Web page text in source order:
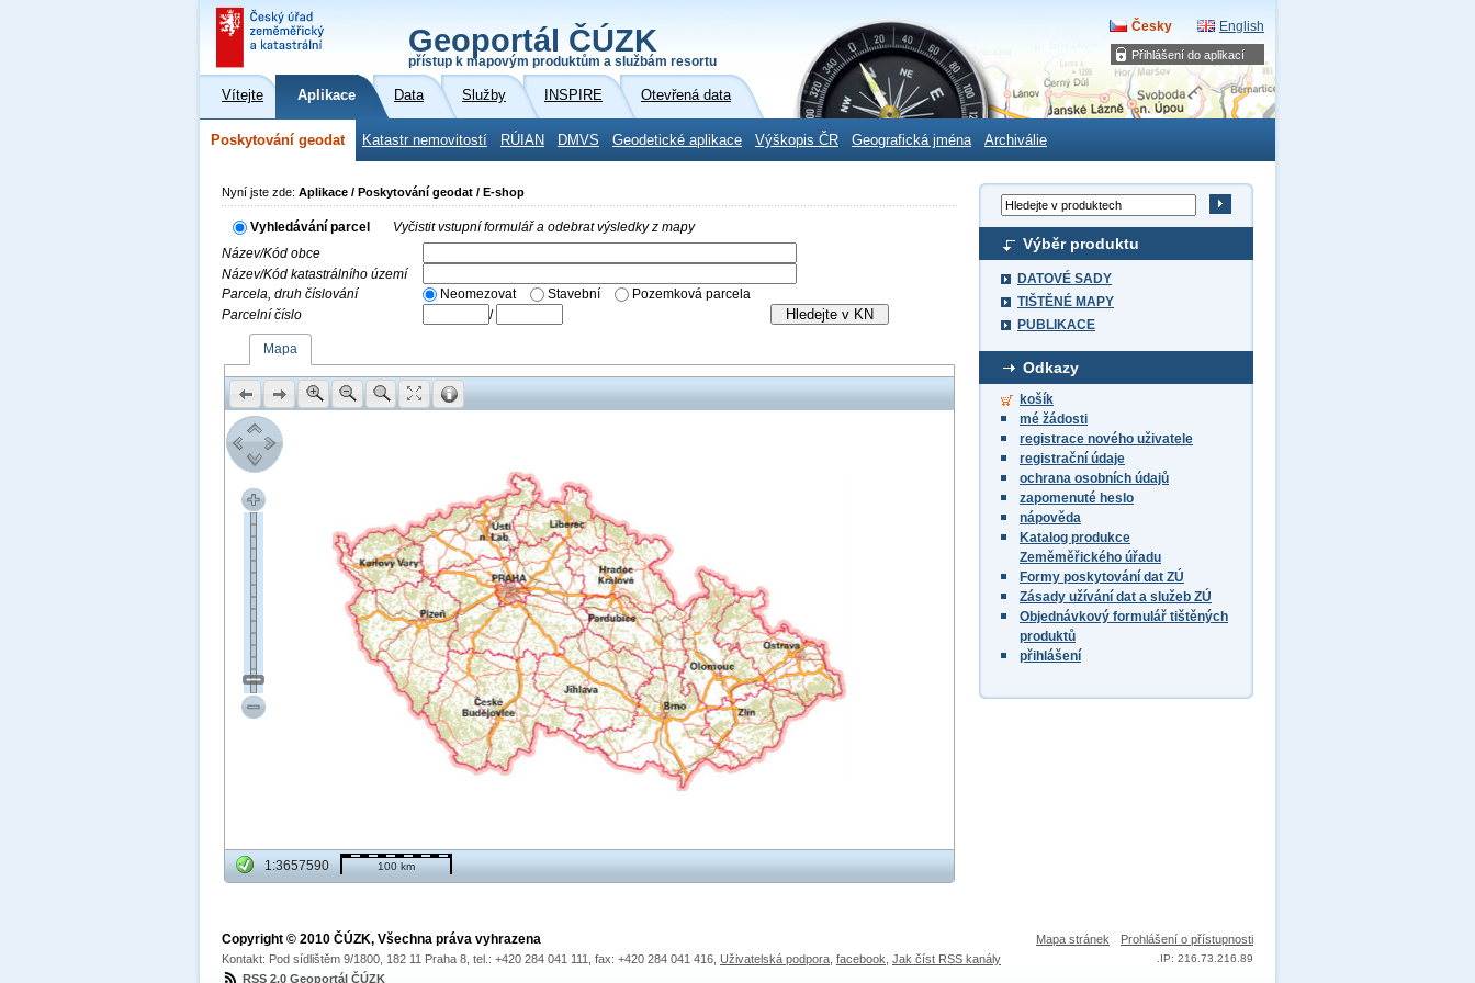
Přihlášení do aplikací
Geoportál ČÚZK
přístup k mapovým produktům a službám resortu
Česky English
Vítejte Aplikace Data Služby INSPIRE Otevřená data
Poskytování geodat Katastr nemovitostí RÚIAN DMVS Geodetické aplikace Výškopis ČR Geografická jména Archiválie
Výběr produktu
DATOVÉ SADY
TIŠTĚNÉ MAPY
PUBLIKACE
Odkazy
košík
mé žádosti
registrace nového uživatele
registrační údaje
ochrana osobních údajů
zapomenuté heslo
nápověda
Katalog produkce
Zeměměřického úřadu
Formy poskytování dat ZÚ
Zásady užívání dat a služeb ZÚ
Objednávkový formulář tištěných
produktů
přihlášení
Nyní jste zde: Aplikace / Poskytování geodat / E-shop
Vyhledávání parcel
Vyčistit vstupní formulář a odebrat výsledky z mapy
Název/Kód obce
Název/Kód katastrálního území
Parcela, druh číslování
Neomezovat Stavební
Pozemková parcela
Parcelní číslo
/
Mapa
1:3657590 100 km
Mapa stránek Prohlášení o přístupnosti
IP: 216.73.216.89
Copyright © 2010 ČÚZK, Všechna práva vyhrazena
Kontakt: Pod sídlištěm 9/1800, 182 11 Praha 8, tel.: +420 284 041 111, fax: +420 284 041 416, Uživatelská podpora facebook Jak číst RSS kanály
RSS 2.0 Geoportál ČÚZK